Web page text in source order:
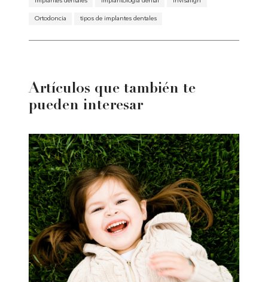
Ortodoncia tipos de implantes dentales
Artículos que también te
pueden interesar